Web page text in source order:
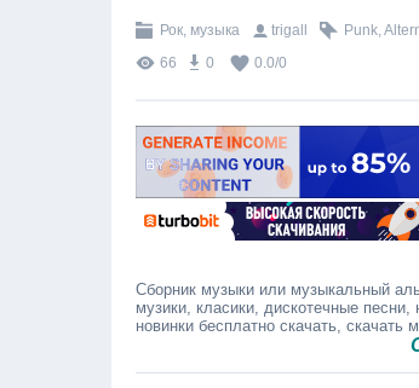
Рок, музыка trigall Punk,
66
0 0.0/0
Сборник музыки или музыкальный
музики, класики, дискотечные
новинки бесплатно скачать,